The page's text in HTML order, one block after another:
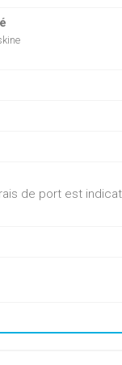
de port est